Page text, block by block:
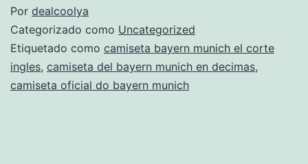
Por dealcoolya
Categorizado como Uncategorized
Etiquetado como camiseta bayern munich el corte
ingles, camiseta del bayern munich en decimas,
camiseta oficial do bayern munich